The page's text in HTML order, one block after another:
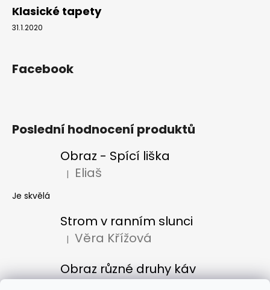
Klasické tapety
31.1.2020
Facebook
Poslední hodnocení produktů
Obraz - Spící liška
Hodnocení produktu je 5 z 5 hvězdiček.
| Eliaš
Je skvělá
Strom v ranním slunci
Hodnocení produktu je 5 z 5 hvězdiček.
| Věra Křížová
Obraz různé druhy káv